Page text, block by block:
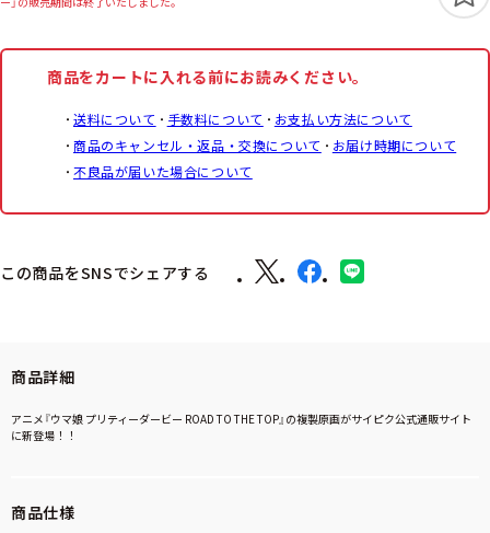
商品をカートに入れる前にお読みください。
送料について 手数料について
お支払い方法について
商品のキャンセル・返品・交換について
お届け時期について
不良品が届いた場合について
この商品をSNSでシェアする
商品詳細
アニメ『ウマ娘 プリティーダービー ROAD TO THE TOP』の複製原画がサイピク公式通販サイト
に新登場！！
商品仕様